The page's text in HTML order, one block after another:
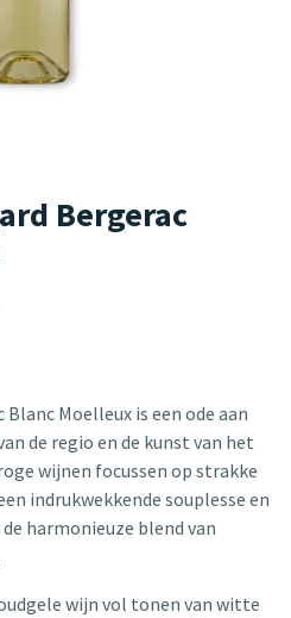
Bergerac
Moelleux is een ode aan
de regio en de kunst van het
wijnen focussen op strakke
indrukwekkende souplesse en
harmonieuze blend van
wijn vol tonen van witte